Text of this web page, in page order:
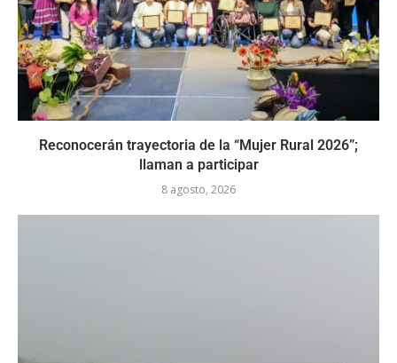
Reconocerán trayectoria de la “Mujer Rural 2026”;
llaman a participar
8 agosto, 2026